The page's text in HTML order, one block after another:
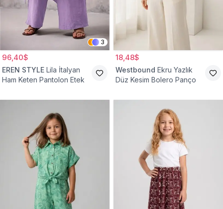
3
96,40$
EREN STYLE Lila İtalyan
Ham Keten Pantolon Etek
18,48$
Westbound Ekru Yazlık
Düz Kesim Bolero Panço